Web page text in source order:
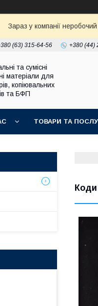
Зараз у компанії
(63) 315-64-56 +380 (44)
та сумісні
матеріали для
копіювальних
та БФП
ТОВАРИ ТА